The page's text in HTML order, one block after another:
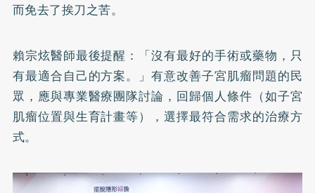
而免去了挨刀之苦。
賴宗炫醫師最後提醒：「沒有最好的手術或藥物，只
有最適合自己的方案。」有意改善子宮肌瘤問題的民
眾，應與專業醫療團隊討論，回歸個人條件（如子宮
肌瘤位置與生育計畫等），選擇最符合需求的治療方
式。